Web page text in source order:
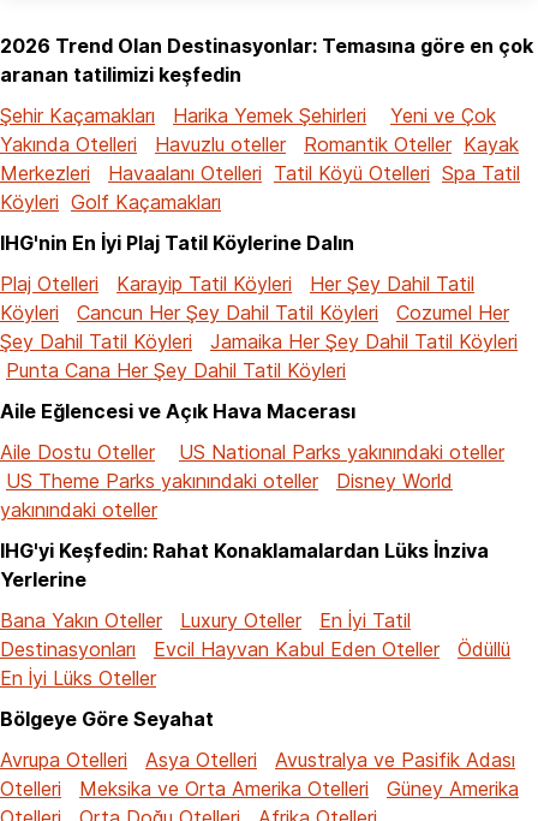
2026 Trend Olan Destinasyonlar: Temasına göre en çok
aranan tatilimizi keşfedin
Şehir Kaçamakları
Harika Yemek Şehirleri
Yeni ve Çok
Yakında Otelleri
Havuzlu oteller Romantik Oteller Kayak
Merkezleri
Havaalanı Otelleri Tatil Köyü Otelleri Spa Tatil
Köyleri Golf Kaçamakları
IHG'nin En İyi Plaj Tatil Köylerine Dalın
Plaj Otelleri
Karayip Tatil Köyleri
Her Şey Dahil Tatil
Köyleri
Cancun Her Şey Dahil Tatil Köyleri
Cozumel Her
Şey Dahil Tatil Köyleri
Jamaika Her Şey Dahil Tatil Köyleri
Punta Cana Her Şey Dahil Tatil Köyleri
Aile Eğlencesi ve Açık Hava Macerası
Aile Dostu Oteller
US National Parks yakınındaki oteller
US Theme Parks yakınındaki oteller
Disney World
yakınındaki oteller
IHG'yi Keşfedin: Rahat Konaklamalardan Lüks İnziva
Yerlerine
Bana Yakın Oteller
Luxury Oteller
En İyi Tatil
Destinasyonları
Evcil Hayvan Kabul Eden Oteller
Ödüllü
En İyi Lüks Oteller
Bölgeye Göre Seyahat
Avrupa Otelleri
Asya Otelleri
Avustralya ve Pasifik Adası
Otelleri
Meksika ve Orta Amerika Otelleri
Güney Amerika